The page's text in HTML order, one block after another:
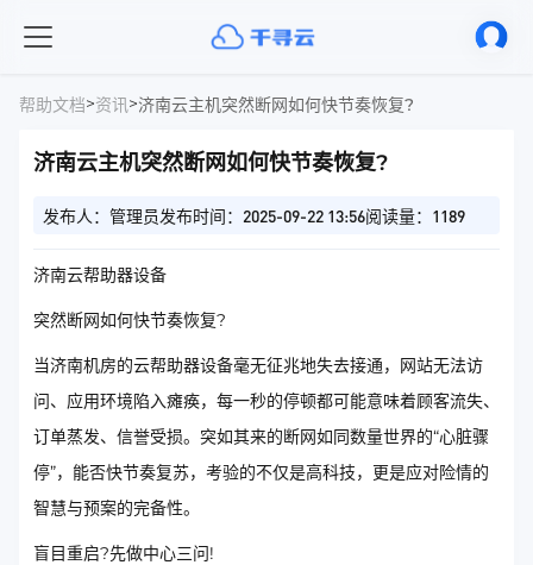
帮助文档>资讯>济南云主机突然断网如何快节奏恢复?
济南云主机突然断网如何快节奏恢复?
发布人：管理员发布时间：2025-09-22 13:56阅读量：1189
济南云帮助器设备
突然断网如何快节奏恢复?
当济南机房的云帮助器设备毫无征兆地失去接通，网站无法访
问、应用环境陷入瘫痪，每一秒的停顿都可能意味着顾客流失、
订单蒸发、信誉受损。突如其来的断网如同数量世界的“心脏骤
停”，能否快节奏复苏，考验的不仅是高科技，更是应对险情的
智慧与预案的完备性。
盲目重启?先做中心三问!